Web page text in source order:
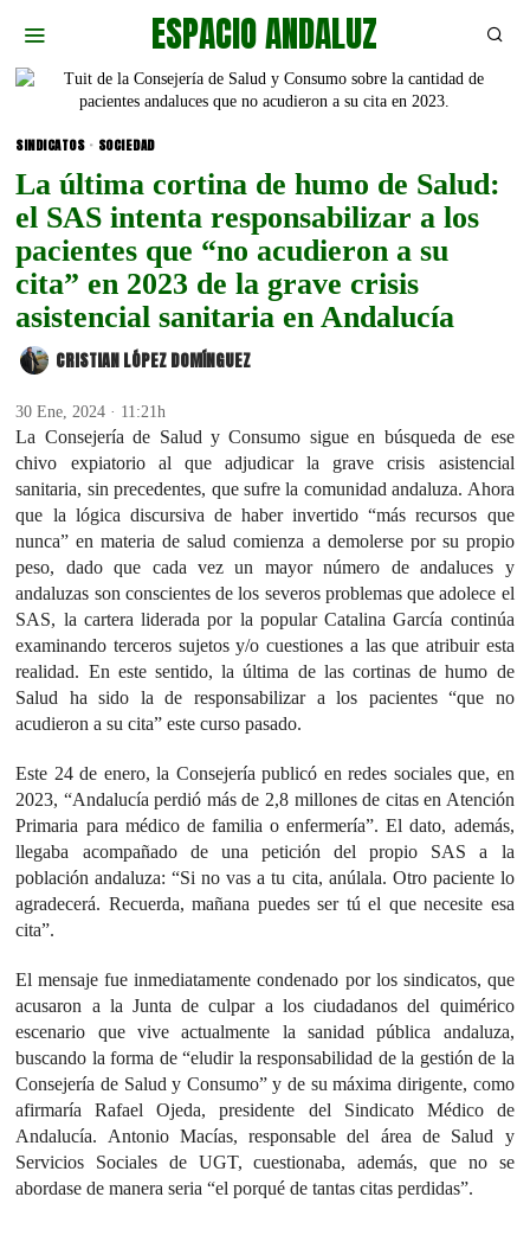
ESPACIO ANDALUZ
SINDICATOS · SOCIEDAD
La última cortina de humo de Salud:
el SAS intenta responsabilizar a los
pacientes que “no acudieron a su
cita” en 2023 de la grave crisis
asistencial sanitaria en Andalucía
CRISTIAN LÓPEZ DOMÍNGUEZ
30 Ene, 2024 · 11:21h
La Consejería de Salud y Consumo sigue en búsqueda de ese
chivo expiatorio al que adjudicar la grave crisis asistencial
sanitaria, sin precedentes, que sufre la comunidad andaluza. Ahora
que la lógica discursiva de haber invertido “más recursos que
nunca” en materia de salud comienza a demolerse por su propio
peso, dado que cada vez un mayor número de andaluces y
andaluzas son conscientes de los severos problemas que adolece el
SAS, la cartera liderada por la popular Catalina García continúa
examinando terceros sujetos y/o cuestiones a las que atribuir esta
realidad. En este sentido, la última de las cortinas de humo de
Salud ha sido la de responsabilizar a los pacientes “que no
acudieron a su cita” este curso pasado.
Este 24 de enero, la Consejería publicó en redes sociales que, en
2023, “Andalucía perdió más de 2,8 millones de citas en Atención
Primaria para médico de familia o enfermería”. El dato, además,
llegaba acompañado de una petición del propio SAS a la
población andaluza: “Si no vas a tu cita, anúlala. Otro paciente lo
agradecerá. Recuerda, mañana puedes ser tú el que necesite esa
cita”.
El mensaje fue inmediatamente condenado por los sindicatos, que
acusaron a la Junta de culpar a los ciudadanos del quimérico
escenario que vive actualmente la sanidad pública andaluza,
buscando la forma de “eludir la responsabilidad de la gestión de la
Consejería de Salud y Consumo” y de su máxima dirigente, como
afirmaría Rafael Ojeda, presidente del Sindicato Médico de
Andalucía. Antonio Macías, responsable del área de Salud y
Servicios Sociales de UGT, cuestionaba, además, que no se
abordase de manera seria “el porqué de tantas citas perdidas”.